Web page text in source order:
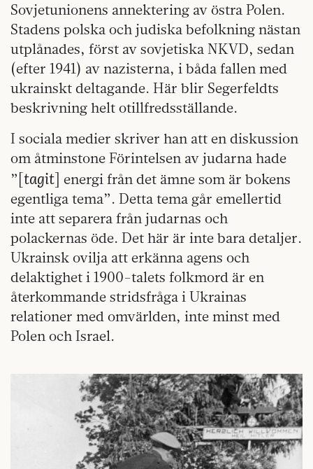
Sovjetunionens annektering av östra Polen.
Stadens polska och judiska befolkning nästan
utplånades, först av sovjetiska NKVD, sedan
(efter 1941) av nazisterna, i båda fallen med
ukrainskt deltagande. Här blir Segerfeldts
beskrivning helt otillfredsställande.
I sociala medier skriver han att en diskussion
om åtminstone Förintelsen av judarna hade
”[ tagit ] energi från det ämne som är bokens
egentliga tema”. Detta tema går emellertid
inte att separera från judarnas och
polackernas öde. Det här är inte bara detaljer.
Ukrainsk ovilja att erkänna agens och
delaktighet i 1900-talets folkmord är en
återkommande stridsfråga i Ukrainas
relationer med omvärlden, inte minst med
Polen och Israel.